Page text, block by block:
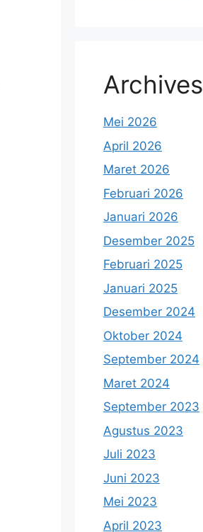
Archives
Mei 2026
April 2026
Maret 2026
Februari 2026
Januari 2026
Desember 2025
Februari 2025
Januari 2025
Desember 2024
Oktober 2024
September 2024
Maret 2024
September 2023
Agustus 2023
Juli 2023
Juni 2023
Mei 2023
April 2023